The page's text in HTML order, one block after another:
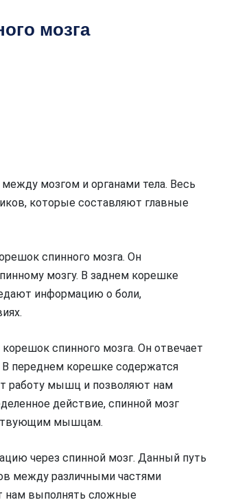
мозга
мозгом и органами тела. Весь
которые составляют главные
спинного мозга. Он
мозгу. В заднем корешке
информацию о боли,
спинного мозга. Он отвечает
В переднем корешке содержатся
работу мышц и позволяют нам
действие, спинной мозг
мышцам.
через спинной мозг. Данный путь
между различными частями
нам выполнять сложные